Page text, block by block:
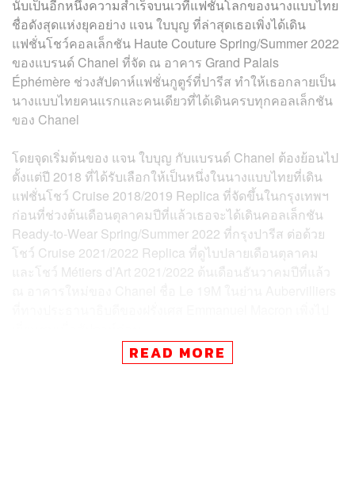
นับเป็นอีกหนึ่งความสำเร็จบนเวทีแฟชั่นโลกของนางแบบไทย
ชื่อดังสุดแห่งยุคอย่าง แจน ใบบุญ ที่ล่าสุดเธอเพิ่งได้เดิน
แฟชั่นโชว์คอลเล็กชัน Haute Couture Spring/Summer 2022
ของแบรนด์ Chanel ที่จัด ณ อาคาร Grand Palais
Éphémère ช่วงสัปดาห์แฟชั่นกูตูร์ที่ปารีส ทำให้เธอกลายเป็น
นางแบบไทยคนแรกและคนเดียวที่ได้เดินครบทุกคอลเล็กชัน
ของ Chanel
โดยจุดเริ่มต้นของ แจน ใบบุญ กับแบรนด์ Chanel ต้องย้อนไป
ตั้งแต่ปี 2018 ที่ได้รับเลือกให้เป็นหนึ่งในนางแบบไทยที่เดิน
แฟชั่นโชว์ Cruise 2018/2019 Replica ที่จัดขึ้นในกรุงเทพฯ
ก่อนที่ช่วงต้นเดือนตุลาคมปีที่แล้วเธอจะได้เดินคอลเล็กชัน
Ready-to-Wear Spring/Summer 2022 ที่กรุงปารีส ต่อด้วย
โชว์ Cruise 2021/2022 Replica ที่ดูไบปลายเดือนตุลาคม
และโชว์ Métiers d’Art 2021/2022 ต้นเดือนธันวาคมปีที่แล้ว
การที่นางแบบเอเชียคนหนึ่งอย่าง แจน ใบบุญ จะได้เดินโชว์
READ MORE